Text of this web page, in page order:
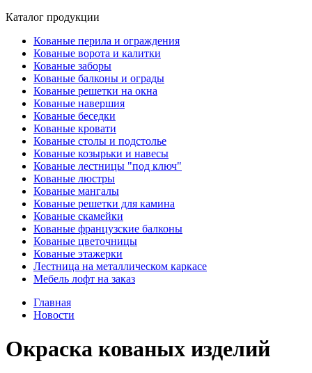
Каталог продукции
Кованые перила и ограждения
Кованые ворота и калитки
Кованые заборы
Кованые балконы и ограды
Кованые решетки на окна
Кованые навершия
Кованые беседки
Кованые кровати
Кованые столы и подстолье
Кованые козырьки и навесы
Кованые лестницы "под ключ"
Кованые люстры
Кованые мангалы
Кованые решетки для камина
Кованые скамейки
Кованые французские балконы
Кованые цветочницы
Кованые этажерки
Лестница на металлическом каркасе
Мебель лофт на заказ
Главная
Новости
Окраска кованых изделий